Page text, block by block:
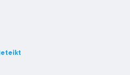
Ieteikt